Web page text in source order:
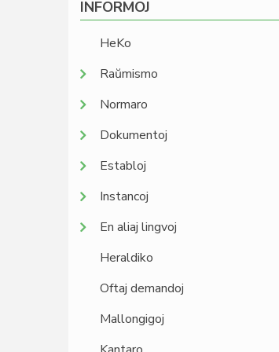
INFORMOJ
HeKo
Raŭmismo
Normaro
Dokumentoj
Establoj
Instancoj
En aliaj lingvoj
Heraldiko
Oftaj demandoj
Mallongigoj